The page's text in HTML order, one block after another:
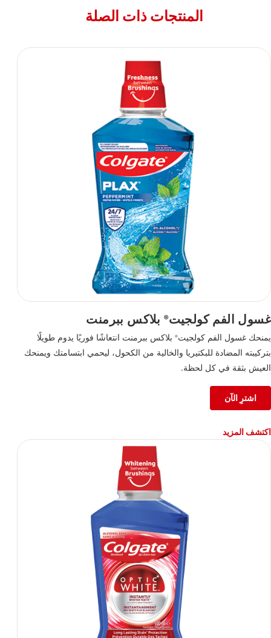
المنتجات ذات الصلة
غسول الفم كولجيت®بلاكس ببرمنت
يمنحك غسول الفم كولجيت®
بلاكس ببرمنت انتعاشًا فوريًا يدوم طويلًا
بتركيبته المضادة للبكتيريا والخالية من الكحول، ليحمي ابتسامتك ويمنحك
العيش بثقة في كل لحظة.
اشترِ الآن
اكتشف المزيد